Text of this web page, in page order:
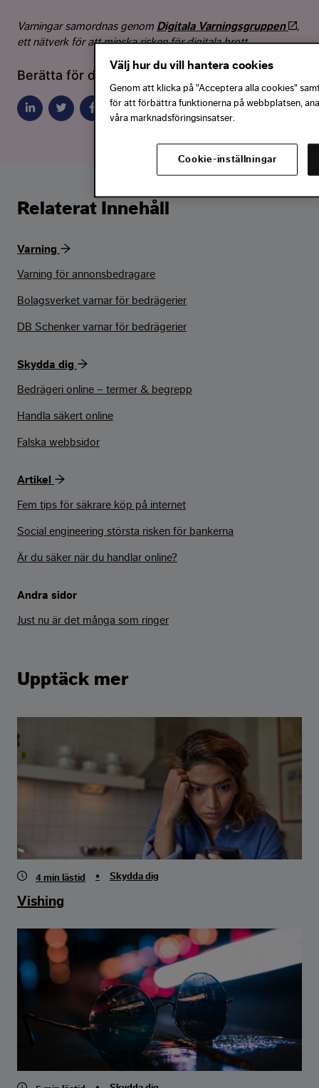
Varningar samordnas genom Digitala Varningsgruppen
,
ett nätverk för att minska risken för digitala brott.
Berätta för dina vänner innan de blir lurade:
Relaterat Innehåll
Varning
Varning för annonsbedragare
Bolagsverket varnar för bedrägerier
DB Schenker varnar för bedrägerier
Skydda dig
Bedrägeri online – termer & begrepp
Handla säkert online
Falska webbsidor
Artikel
Fem tips för säkrare köp på internet
Social engineering största risken för bankerna
Är du säker när du handlar online?
Andra sidor
Just nu är det många som ringer
Upptäck mer
4 min lästid • Skydda dig
Vishing
Välj hur du vill hantera cookies
Genom att klicka på "Acceptera alla cookies"
för att förbättra funktionerna på webbplatsen,
våra marknadsföringsinsatser.
Cookie-inställningar